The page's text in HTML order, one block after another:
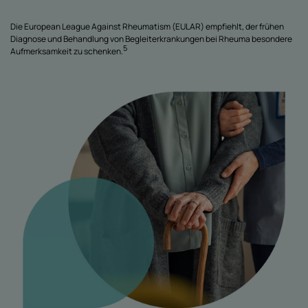
Die European League Against Rheumatism (EULAR) empfiehlt, der frühen
Diagnose und Behandlung von Begleiterkrankungen bei Rheuma besondere
Aufmerksamkeit zu schenken.5